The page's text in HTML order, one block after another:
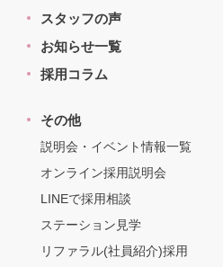
スタッフの声
お知らせ一覧
採用コラム
その他
説明会・イベント情報一覧
オンライン採用説明会
LINEで採用相談
ステーション見学
リファラル(社員紹介)採用